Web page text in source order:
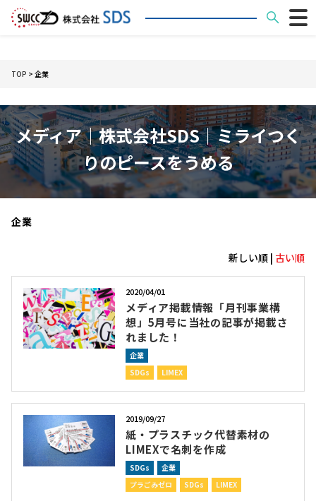
TOP > 企業
メディア│株式会社SDS｜ミライつく
りのピースをうめる
企業
新しい順 | 古い順
2020/04/01
メディア掲載情報「月刊事業構
想」5月号に当社の記事が掲載さ
れました！
企業
SDGs
LIMEX
2019/09/27
紙・プラスチック代替素材の
LIMEXで名刺を作成
SDGs
企業
プラごみゼロ
SDGs LIMEX